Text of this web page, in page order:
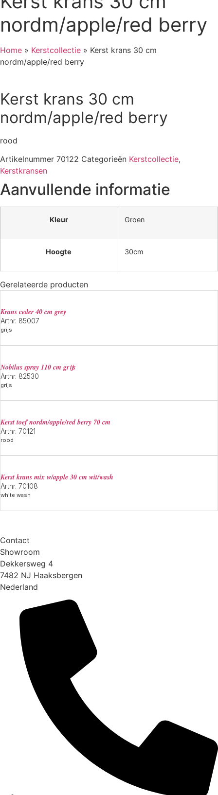
nordm/apple/red berry
Home » Kerstcollectie » Kerst krans 30 cm
nordm/apple/red berry
Kerst krans 30 cm
nordm/apple/red berry
rood
Artikelnummer 70122 Categorieën Kerstcollectie,
Kerstkransen
Aanvullende informatie
Kleur Groen
Hoogte 30cm
Gerelateerde producten
krans ceder 40 cm grey
Artnr. 85007
grijs
Nobilus spray 110 cm grijs
Artnr. 82530
grijs
Kerst toef nordm/apple/red berry 70 cm
Artnr. 70121
rood
Kerst krans mix w/apple 30 cm wit/wash
Artnr. 70108
white wash
Contact
Showroom
Dekkersweg 4
7482 NJ Haaksbergen
Nederland